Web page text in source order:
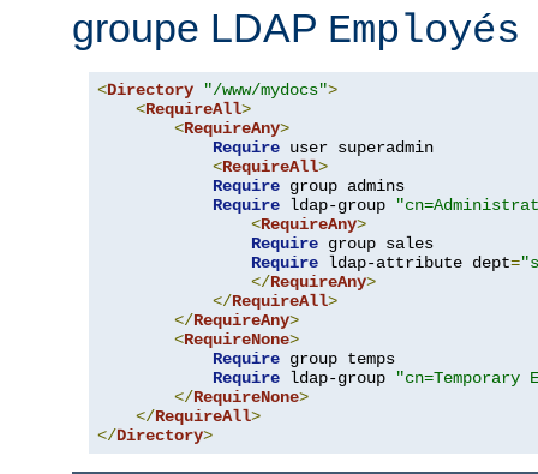
groupe LDAP
<Directory "/www/mydocs">
<RequireAll>
<RequireAny>
Require user superadmin
<RequireAll>
Require group admins
Require ldap-group
<RequireAny>
Require group sales
Require ldap-attribute dept=
</RequireAny>
</RequireAll>
</RequireAny>
<RequireNone>
Require group temps
Require ldap-group
"cn=Temporary
</RequireNone>
</RequireAll>
</Directory>